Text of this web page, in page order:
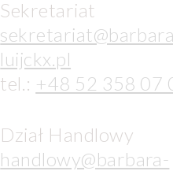
Sekretariat
luijckx.pl
tel.: +48 52 358 07
Dział Handlowy
handlowy@barbara-